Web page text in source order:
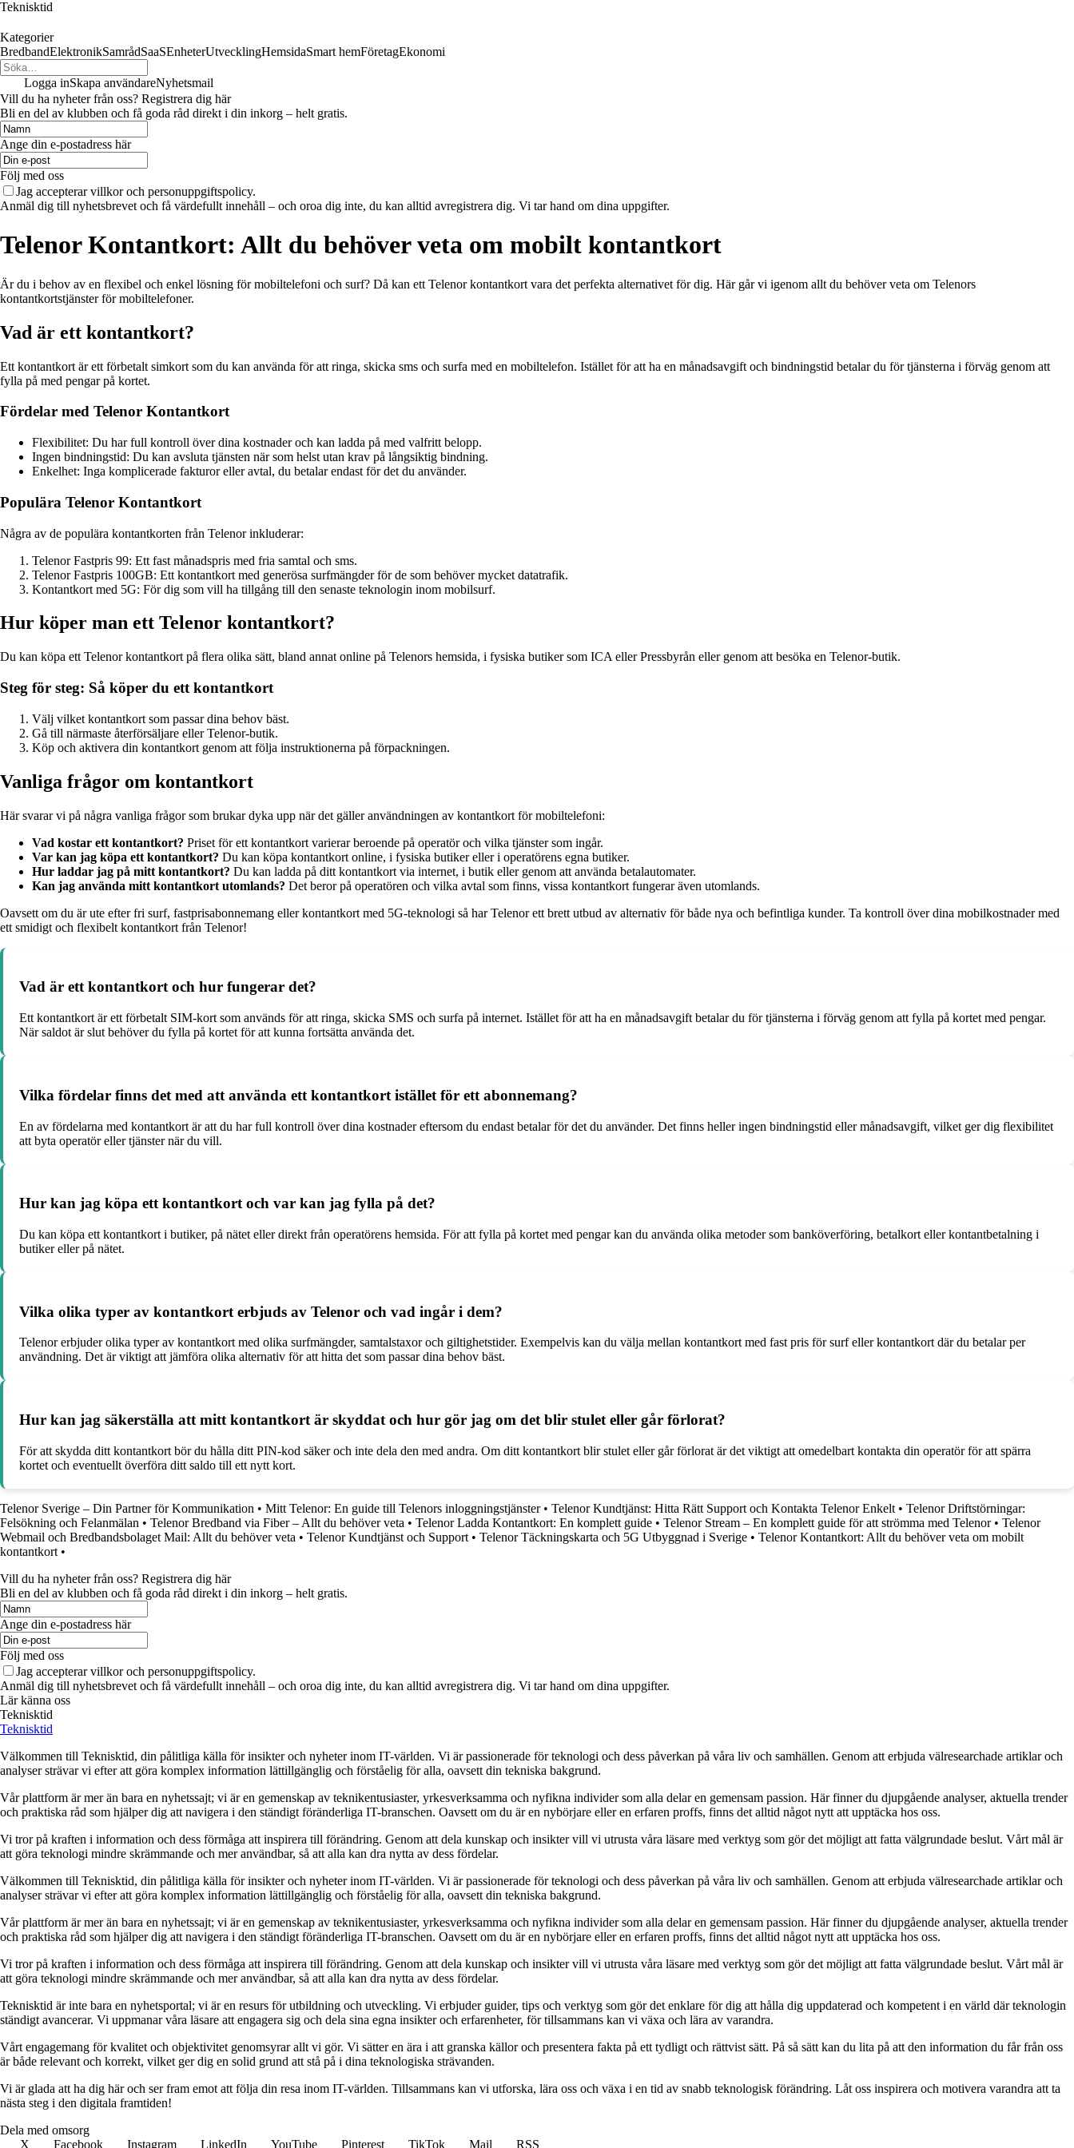
Teknisktid
Kategorier
BredbandElektronikSamrådSaaSEnheterUtvecklingHemsidaSmart hemFöretagEkonomi
Logga inSkapa användareNyhetsmail
Vill du ha nyheter från oss? Registrera dig här
Bli en del av klubben och få goda råd direkt i din inkorg – helt gratis.
Ange din e-postadress här
Följ med oss
Jag accepterar villkor och personuppgiftspolicy.
Anmäl dig till nyhetsbrevet och få värdefullt innehåll – och oroa dig inte, du kan alltid avregistrera dig. Vi tar hand om dina uppgifter.
Telenor Kontantkort: Allt du behöver veta om mobilt kontantkort
Är du i behov av en flexibel och enkel lösning för mobiltelefoni och surf? Då kan ett Telenor kontantkort vara det perfekta alternativet för dig. Här går vi igenom allt du behöver veta om Telenors
kontantkortstjänster för mobiltelefoner.
Vad är ett kontantkort?
Ett kontantkort är ett förbetalt simkort som du kan använda för att ringa, skicka sms och surfa med en mobiltelefon. Istället för att ha en månadsavgift och bindningstid betalar du för tjänsterna i förväg genom att
fylla på med pengar på kortet.
Fördelar med Telenor Kontantkort
Flexibilitet: Du har full kontroll över dina kostnader och kan ladda på med valfritt belopp.
Ingen bindningstid: Du kan avsluta tjänsten när som helst utan krav på långsiktig bindning.
Enkelhet: Inga komplicerade fakturor eller avtal, du betalar endast för det du använder.
Populära Telenor Kontantkort
Några av de populära kontantkorten från Telenor inkluderar:
Telenor Fastpris 99: Ett fast månadspris med fria samtal och sms.
Telenor Fastpris 100GB: Ett kontantkort med generösa surfmängder för de som behöver mycket datatrafik.
Kontantkort med 5G: För dig som vill ha tillgång till den senaste teknologin inom mobilsurf.
Hur köper man ett Telenor kontantkort?
Du kan köpa ett Telenor kontantkort på flera olika sätt, bland annat online på Telenors hemsida, i fysiska butiker som ICA eller Pressbyrån eller genom att besöka en Telenor-butik.
Steg för steg: Så köper du ett kontantkort
Välj vilket kontantkort som passar dina behov bäst.
Gå till närmaste återförsäljare eller Telenor-butik.
Köp och aktivera din kontantkort genom att följa instruktionerna på förpackningen.
Vanliga frågor om kontantkort
Här svarar vi på några vanliga frågor som brukar dyka upp när det gäller användningen av kontantkort för mobiltelefoni:
Vad kostar ett kontantkort? Priset för ett kontantkort varierar beroende på operatör och vilka tjänster som ingår.
Var kan jag köpa ett kontantkort? Du kan köpa kontantkort online, i fysiska butiker eller i operatörens egna butiker.
Hur laddar jag på mitt kontantkort? Du kan ladda på ditt kontantkort via internet, i butik eller genom att använda betalautomater.
Kan jag använda mitt kontantkort utomlands? Det beror på operatören och vilka avtal som finns, vissa kontantkort fungerar även utomlands.
Oavsett om du är ute efter fri surf, fastprisabonnemang eller kontantkort med 5G-teknologi så har Telenor ett brett utbud av alternativ för både nya och befintliga kunder. Ta kontroll över dina mobilkostnader med
ett smidigt och flexibelt kontantkort från Telenor!
Vad är ett kontantkort och hur fungerar det?
Ett kontantkort är ett förbetalt SIM-kort som används för att ringa, skicka SMS och surfa på internet. Istället för att ha en månadsavgift betalar du för tjänsterna i förväg genom att fylla på kortet med pengar.
När saldot är slut behöver du fylla på kortet för att kunna fortsätta använda det.
Vilka fördelar finns det med att använda ett kontantkort istället för ett abonnemang?
En av fördelarna med kontantkort är att du har full kontroll över dina kostnader eftersom du endast betalar för det du använder. Det finns heller ingen bindningstid eller månadsavgift, vilket ger dig flexibilitet
att byta operatör eller tjänster när du vill.
Hur kan jag köpa ett kontantkort och var kan jag fylla på det?
Du kan köpa ett kontantkort i butiker, på nätet eller direkt från operatörens hemsida. För att fylla på kortet med pengar kan du använda olika metoder som banköverföring, betalkort eller kontantbetalning i
butiker eller på nätet.
Vilka olika typer av kontantkort erbjuds av Telenor och vad ingår i dem?
Telenor erbjuder olika typer av kontantkort med olika surfmängder, samtalstaxor och giltighetstider. Exempelvis kan du välja mellan kontantkort med fast pris för surf eller kontantkort där du betalar per
användning. Det är viktigt att jämföra olika alternativ för att hitta det som passar dina behov bäst.
Hur kan jag säkerställa att mitt kontantkort är skyddat och hur gör jag om det blir stulet eller går förlorat?
För att skydda ditt kontantkort bör du hålla ditt PIN-kod säker och inte dela den med andra. Om ditt kontantkort blir stulet eller går förlorat är det viktigt att omedelbart kontakta din operatör för att spärra
kortet och eventuellt överföra ditt saldo till ett nytt kort.
Telenor Sverige – Din Partner för Kommunikation • Mitt Telenor: En guide till Telenors inloggningstjänster• Telenor Kundtjänst: Hitta Rätt Support och Kontakta Telenor Enkelt • Telenor Driftstörningar:
Felsökning och Felanmälan • Telenor Bredband via Fiber – Allt du behöver veta • Telenor Ladda Kontantkort: En komplett guide • Telenor Stream – En komplett guide för att strömma med Telenor• Telenor
Webmail och Bredbandsbolaget Mail: Allt du behöver veta • Telenor Kundtjänst och Support • Telenor Täckningskarta och 5G Utbyggnad i Sverige • Telenor Kontantkort: Allt du behöver veta om mobilt
kontantkort •
Vill du ha nyheter från oss? Registrera dig här
Bli en del av klubben och få goda råd direkt i din inkorg – helt gratis.
Ange din e-postadress här
Följ med oss
Jag accepterar villkor och personuppgiftspolicy.
Anmäl dig till nyhetsbrevet och få värdefullt innehåll – och oroa dig inte, du kan alltid avregistrera dig. Vi tar hand om dina uppgifter.
Lär känna oss
Teknisktid
Teknisktid
Välkommen till Teknisktid, din pålitliga källa för insikter och nyheter inom IT-världen. Vi är passionerade för teknologi och dess påverkan på våra liv och samhällen. Genom att erbjuda välresearchade artiklar och
analyser strävar vi efter att göra komplex information lättillgänglig och förståelig för alla, oavsett din tekniska bakgrund.
Vår plattform är mer än bara en nyhetssajt; vi är en gemenskap av teknikentusiaster, yrkesverksamma och nyfikna individer som alla delar en gemensam passion. Här finner du djupgående analyser, aktuella trender
och praktiska råd som hjälper dig att navigera i den ständigt föränderliga IT-branschen. Oavsett om du är en nybörjare eller en erfaren proffs, finns det alltid något nytt att upptäcka hos oss.
Vi tror på kraften i information och dess förmåga att inspirera till förändring. Genom att dela kunskap och insikter vill vi utrusta våra läsare med verktyg som gör det möjligt att fatta välgrundade beslut. Vårt mål är
att göra teknologi mindre skrämmande och mer användbar, så att alla kan dra nytta av dess fördelar.
Välkommen till Teknisktid, din pålitliga källa för insikter och nyheter inom IT-världen. Vi är passionerade för teknologi och dess påverkan på våra liv och samhällen. Genom att erbjuda välresearchade artiklar och
analyser strävar vi efter att göra komplex information lättillgänglig och förståelig för alla, oavsett din tekniska bakgrund.
Vår plattform är mer än bara en nyhetssajt; vi är en gemenskap av teknikentusiaster, yrkesverksamma och nyfikna individer som alla delar en gemensam passion. Här finner du djupgående analyser, aktuella trender
och praktiska råd som hjälper dig att navigera i den ständigt föränderliga IT-branschen. Oavsett om du är en nybörjare eller en erfaren proffs, finns det alltid något nytt att upptäcka hos oss.
Vi tror på kraften i information och dess förmåga att inspirera till förändring. Genom att dela kunskap och insikter vill vi utrusta våra läsare med verktyg som gör det möjligt att fatta välgrundade beslut. Vårt mål är
att göra teknologi mindre skrämmande och mer användbar, så att alla kan dra nytta av dess fördelar.
Teknisktid är inte bara en nyhetsportal; vi är en resurs för utbildning och utveckling. Vi erbjuder guider, tips och verktyg som gör det enklare för dig att hålla dig uppdaterad och kompetent i en värld där teknologin
ständigt avancerar. Vi uppmanar våra läsare att engagera sig och dela sina egna insikter och erfarenheter, för tillsammans kan vi växa och lära av varandra.
Vårt engagemang för kvalitet och objektivitet genomsyrar allt vi gör. Vi sätter en ära i att granska källor och presentera fakta på ett tydligt och rättvist sätt. På så sätt kan du lita på att den information du får från oss
är både relevant och korrekt, vilket ger dig en solid grund att stå på i dina teknologiska strävanden.
Vi är glada att ha dig här och ser fram emot att följa din resa inom IT-världen. Tillsammans kan vi utforska, lära oss och växa i en tid av snabb teknologisk förändring. Låt oss inspirera och motivera varandra att ta
nästa steg i den digitala framtiden!
Dela med omsorg
X
Facebook Instagram LinkedIn YouTube Pinterest TikTok Mail RSS